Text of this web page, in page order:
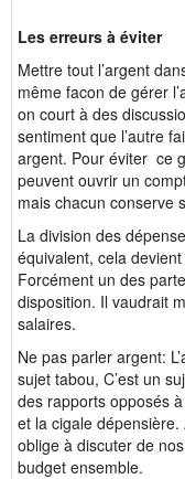
Les erreurs à éviter
Mettre tout l’argent
même facon de gérer
on court à des
sentiment que l’autre
argent. Pour éviter ce
peuvent ouvrir un
mais chacun conserve
La division des
équivalent, cela
Forcément un des
disposition. Il vaudrait
salaires.
Ne pas parler argent:
sujet tabou, C’est un
des rapports opposés
et la cigale
oblige à discuter de
budget ensemble.